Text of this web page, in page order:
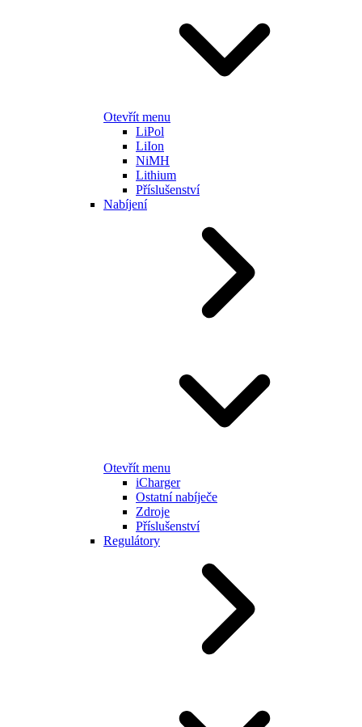
Otevřít menu
LiPol
LiIon
NiMH
Lithium
Příslušenství
Nabíjení
Otevřít menu
iCharger
Ostatní nabíječe
Zdroje
Příslušenství
Regulátory